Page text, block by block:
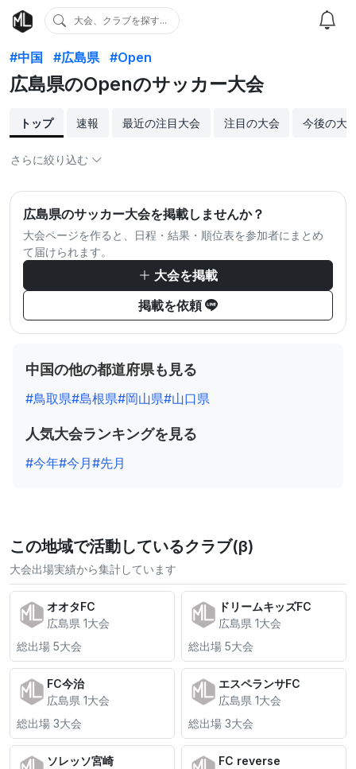
大会、クラブを探す...
#中国 #広島県 #Open
広島県のOpenのサッカー大会
トップ 速報 最近の注目大会 注目の大会 今後の大
さらに絞り込む
広島県のサッカー大会を掲載しませんか？
大会ページを作ると、日程・結果・順位表を参加者にまとめ
て届けられます。
大会を掲載
掲載を依頼
中国の他の都道府県も見る
#鳥取県#島根県#岡山県#山口県
人気大会ランキングを見る
#今年#今月#先月
この地域で活動しているクラブ(β)
大会出場実績から集計しています
オオタFC
広島県 1大会
総出場 5大会
ドリームキッズFC
広島県 1大会
総出場 5大会
FC今治
広島県 1大会
総出場 3大会
エスペランサFC
広島県 1大会
総出場 3大会
ソレッソ宮崎
FC reverse